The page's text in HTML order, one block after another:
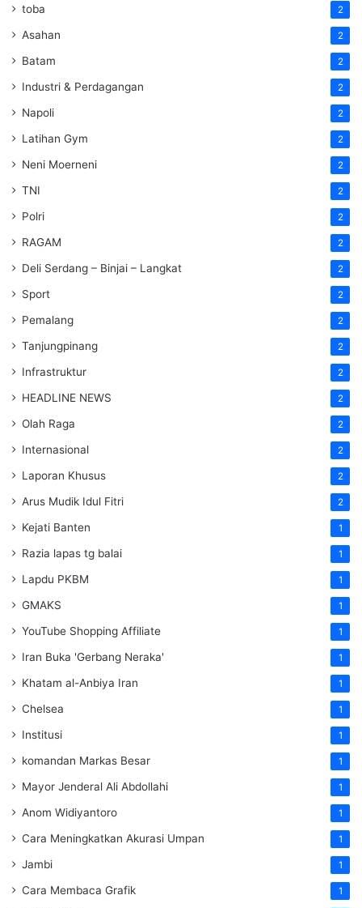
toba 2
Asahan 2
Batam 2
Industri & Perdagangan 2
Napoli 2
Latihan Gym 2
Neni Moerneni 2
TNI 2
Polri 2
RAGAM 2
Deli Serdang – Binjai – Langkat 2
Sport 2
Pemalang 2
Tanjungpinang 2
Infrastruktur 2
HEADLINE NEWS 2
Olah Raga 2
Internasional 2
Laporan Khusus 2
Arus Mudik Idul Fitri 2
Kejati Banten 1
Razia lapas tg balai 1
Lapdu PKBM 1
GMAKS 1
YouTube Shopping Affiliate 1
Iran Buka 'Gerbang Neraka' 1
Khatam al-Anbiya Iran 1
Chelsea 1
Institusi 1
komandan Markas Besar 1
Mayor Jenderal Ali Abdollahi 1
Anom Widiyantoro 1
Cara Meningkatkan Akurasi Umpan 1
Jambi 1
Cara Membaca Grafik 1